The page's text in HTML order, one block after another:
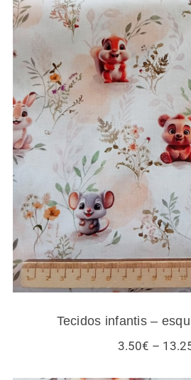
Tecidos infantis –
Tecidos infantis –
3.50€ –